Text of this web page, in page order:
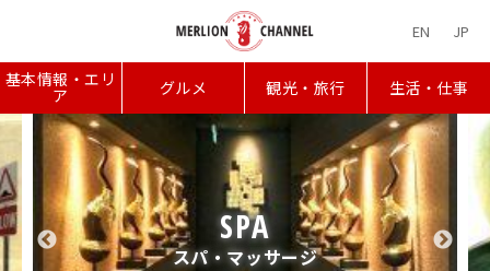
EN JP
基本情報・エリ
ア グルメ 観光・旅行 生活・仕事